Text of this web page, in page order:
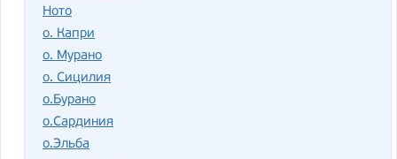
Ното
о. Капри
о. Мурано
о. Сицилия
о.Бурано
о.Сардиния
о.Эльба